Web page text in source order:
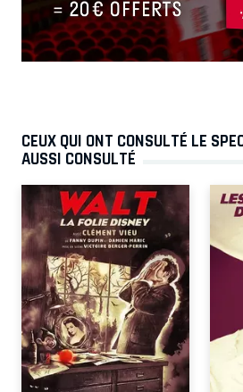
CEUX QUI ONT CONSULTÉ LE
AUSSI CONSULTÉ